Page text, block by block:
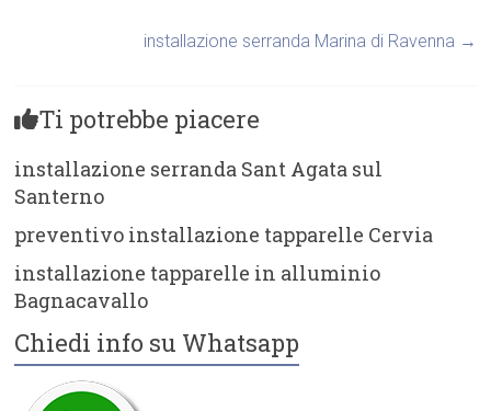
installazione serranda Marina di Ravenna →
Ti potrebbe piacere
installazione serranda Sant Agata sul
Santerno
preventivo installazione tapparelle Cervia
installazione tapparelle in alluminio
Bagnacavallo
Chiedi info su Whatsapp